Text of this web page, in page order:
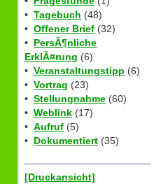
• Tagebuch (48)
• Offener Brief (32)
• PersÃ¶nliche
ErklÃ¤rung (6)
• Veranstaltungstipp (6)
• Vortrag (23)
• Stellungnahme (60)
• Weblink (17)
• Aufruf (5)
• Dokumentiert (35)
[Druckansicht]